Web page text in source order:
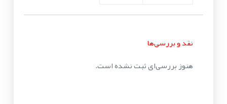
نقد و بررسی‌ها
هنوز بررسی‌ای ثبت نشده است.